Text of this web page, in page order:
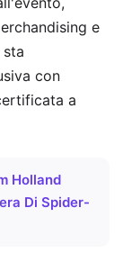
e
con
a
Holland
Di Spider-